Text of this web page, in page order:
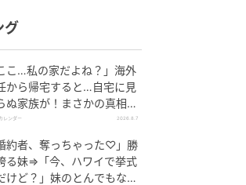
グ
こ…私の家だよね？」海外
から帰宅すると…自宅に見
ぬ家族が！まさかの真相と
？
レンダー 2026.8.7
約者、奪っちゃった♡」勝
る妹⇒「今、ハワイで挙式
けど？」妹のとんでもない